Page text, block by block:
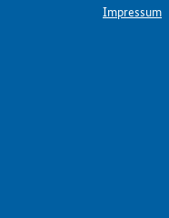
Impressum